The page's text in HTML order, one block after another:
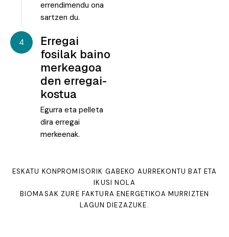
errendimendu ona
sartzen du.
4
Erregai
fosilak baino
merkeagoa
den erregai-
kostua
Egurra eta pelleta
dira erregai
merkeenak.
ESKATU KONPROMISORIK GABEKO AURREKONTU BAT ETA
IKUSI NOLA
BIOMASAK ZURE FAKTURA ENERGETIKOA MURRIZTEN
LAGUN DIEZAZUKE.